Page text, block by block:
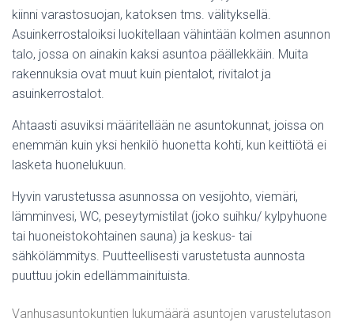
kiinni varastosuojan, katoksen tms. välityksellä.
Asuinkerrostaloiksi luokitellaan vähintään kolmen asunnon
talo, jossa on ainakin kaksi asuntoa päällekkäin. Muita
rakennuksia ovat muut kuin pientalot, rivitalot ja
asuinkerrostalot.
Ahtaasti asuviksi määritellään ne asuntokunnat, joissa on
enemmän kuin yksi henkilö huonetta kohti, kun keittiötä ei
lasketa huonelukuun.
Hyvin varustetussa asunnossa on vesijohto, viemäri,
lämminvesi, WC, peseytymistilat (joko suihku/ kylpyhuone
tai huoneistokohtainen sauna) ja keskus- tai
sähkölämmitys. Puutteellisesti varustetusta aunnosta
puuttuu jokin edellämmainituista.
Vanhusasuntokuntien lukumäärä asuntojen varustelutason